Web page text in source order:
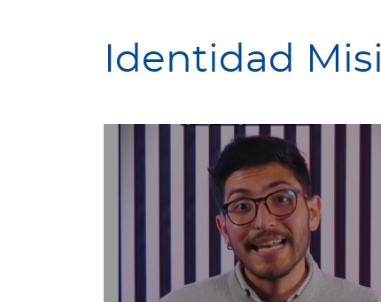
Identidad